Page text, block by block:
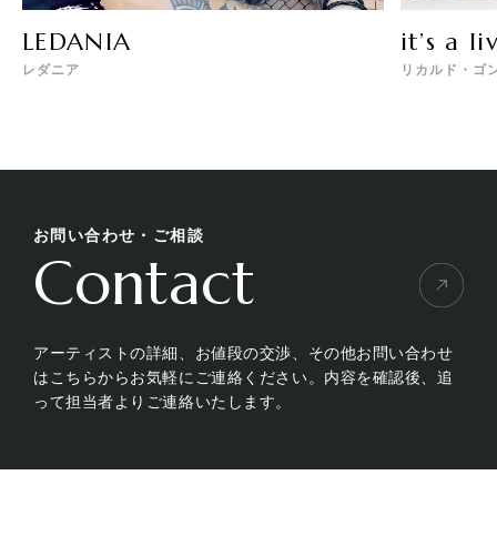
LEDANIA
レダニア
it’s a
リカルド・ゴ
お問い合わせ・ご相談
Contact
アーティストの詳細、お値段の交渉、その他お問い合わせ
はこちらからお気軽にご連絡ください。内容を確認後、追
って担当者よりご連絡いたします。